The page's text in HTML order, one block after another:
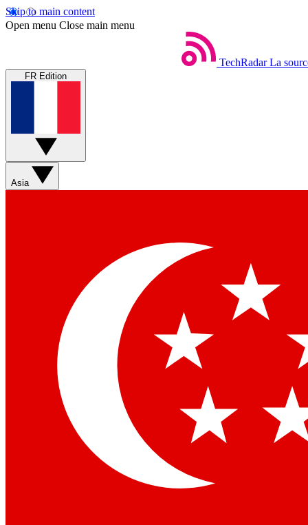
Skip to main content
Open menu Close main menu
TechRadar La
FR Edition
Asia